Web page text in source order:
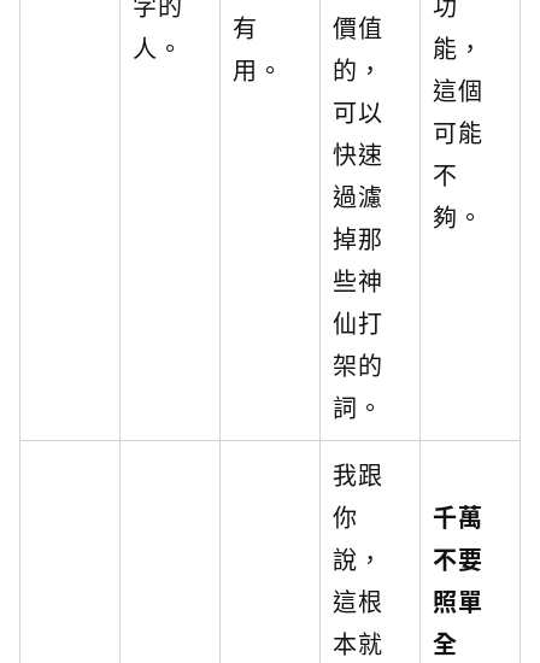
人。
有
用。
價值
的，
可以
快速
過濾
掉那
些神
仙打
架的
詞。
能，
這個
可能
不
夠。
我跟
你
說，
這根
本就
千萬
不要
照單
全